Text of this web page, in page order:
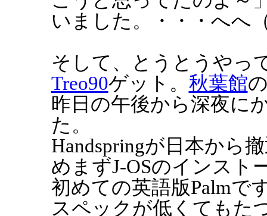
いました。・・・へへ
そして、とうとうやっ
Treo90ゲット。 秋葉館
昨日の午後から深夜に
た。
Handspringが日本から
めまずJ-OSのインスト
初めての英語版Palmで
スペックが低くてもた